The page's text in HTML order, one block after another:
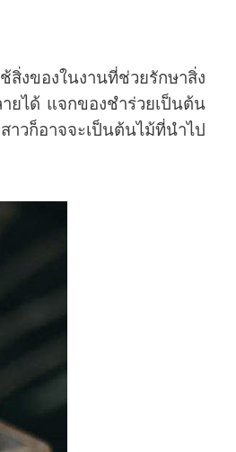
ของในงานที่ช่วยรักษาสิ่ง
ยได้ แจกของชำร่วยเป็นต้น
าวก็อาจจะเป็นต้นไม้ที่นำไป